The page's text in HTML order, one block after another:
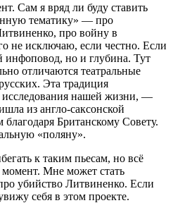
Сам я вряд ли буду ставить
тематику» — про
про войну в
не исключаю, если честно. Если
инфоповод, но и глубина. Тут
отличаются театральные
Эта традиция
исследования нашей жизни, —
из англо-саксонской
Британскому Совету.
«поляну».
к таким пьесам, но всё
Мне может стать
убийство Литвиненко. Если
себя в этом проекте.